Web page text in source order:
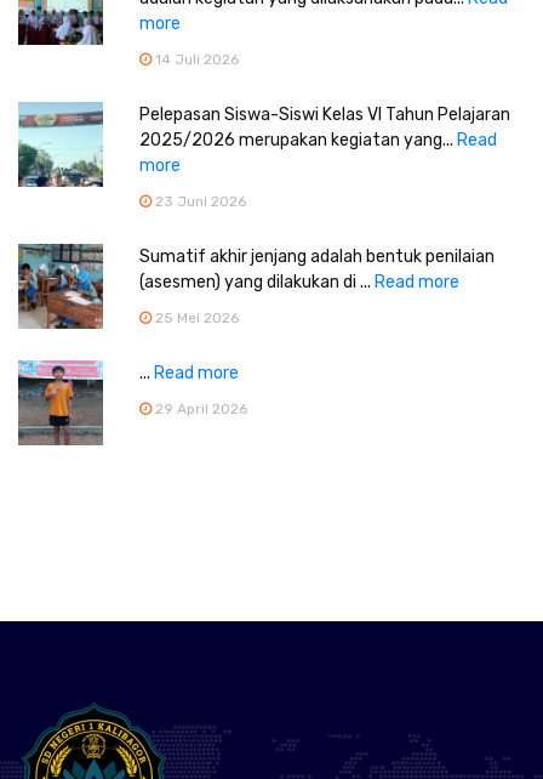
more
14 Juli 2026
Pelepasan Siswa-Siswi Kelas VI Tahun Pelajaran
2025/2026 merupakan kegiatan yang... Read
more
23 Juni 2026
Sumatif akhir jenjang adalah bentuk penilaian
(asesmen) yang dilakukan di ... Read more
25 Mei 2026
... Read more
29 April 2026